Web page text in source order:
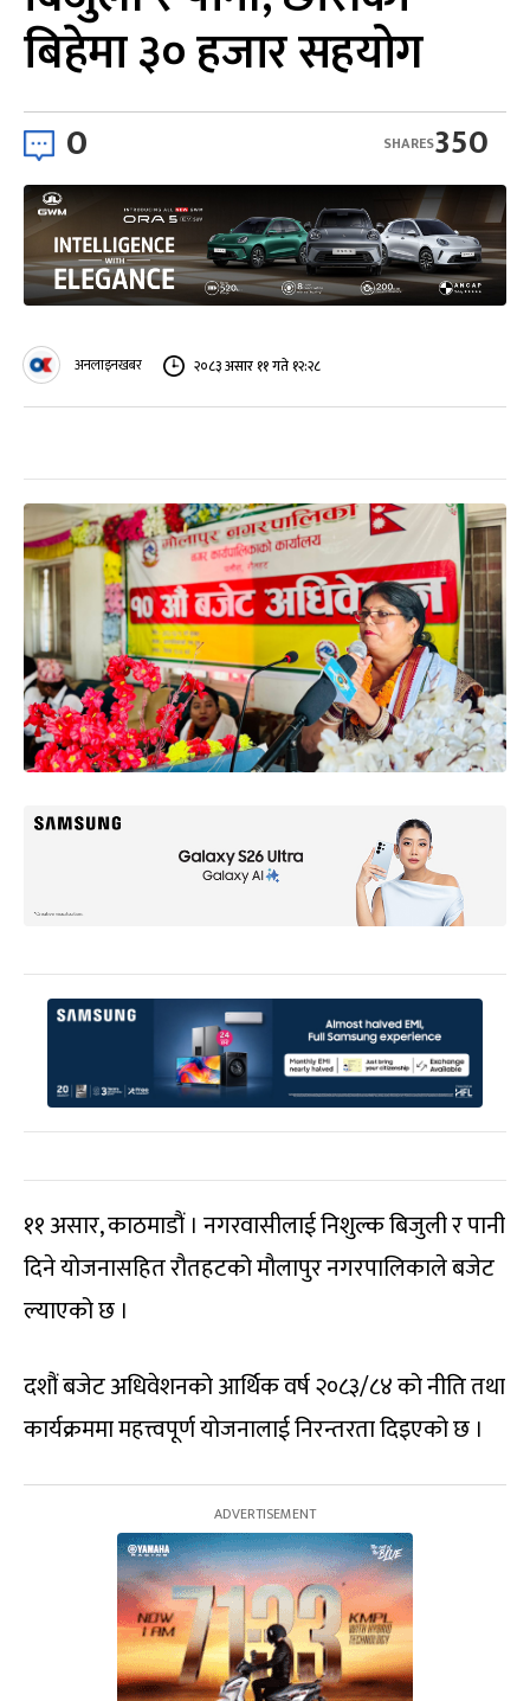
बिहेमा ३० हजार सहयोग
0 350
SHARES
अनलाइनखबर २०८३ असार ११ गते १२:२८
११ असार, काठमाडौं । नगरवासीलाई निशुल्क बिजुली र पानी
दिने योजनासहित रौतहटको मौलापुर नगरपालिकाले बजेट
ल्याएको छ ।
दशौं बजेट अधिवेशनको आर्थिक वर्ष २०८३/८४ को नीति तथा
कार्यक्रममा महत्त्वपूर्ण योजनालाई निरन्तरता दिइएको छ ।